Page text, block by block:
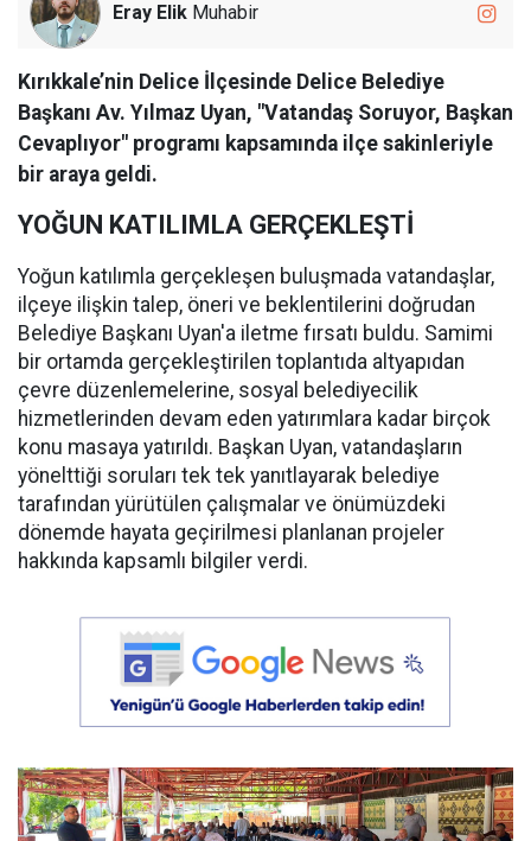
Eray Elik Muhabir
Kırıkkale’nin Delice İlçesinde Delice Belediye
Başkanı Av. Yılmaz Uyan, "Vatandaş Soruyor, Başkan
Cevaplıyor" programı kapsamında ilçe sakinleriyle
bir araya geldi.
YOĞUN KATILIMLA GERÇEKLEŞTİ
Yoğun katılımla gerçekleşen buluşmada vatandaşlar,
ilçeye ilişkin talep, öneri ve beklentilerini doğrudan
Belediye Başkanı Uyan'a iletme fırsatı buldu. Samimi
bir ortamda gerçekleştirilen toplantıda altyapıdan
çevre düzenlemelerine, sosyal belediyecilik
hizmetlerinden devam eden yatırımlara kadar birçok
konu masaya yatırıldı. Başkan Uyan, vatandaşların
yönelttiği soruları tek tek yanıtlayarak belediye
tarafından yürütülen çalışmalar ve önümüzdeki
dönemde hayata geçirilmesi planlanan projeler
hakkında kapsamlı bilgiler verdi.